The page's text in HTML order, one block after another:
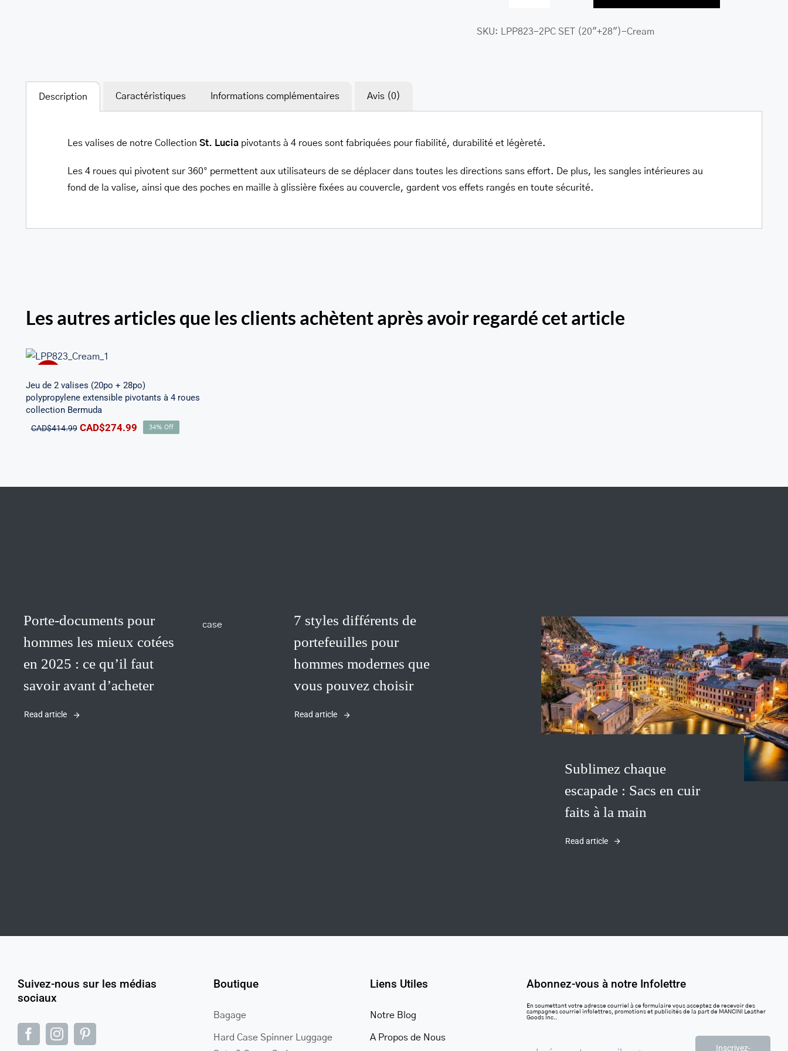
Jeu
+
polypropylene
roues
SKU: LPP823-2PC SET (20"+28")-Cream
Description Caractéristiques Informations complémentaires Avis (0)
Les valises de notre Collection St. Lucia pivotants à 4 roues sont fabriquées pour fiabilité, durabilité et légèreté.
Les 4 roues qui pivotent sur 360° permettent aux utilisateurs de se déplacer dans toutes les directions sans effort. De plus, les sangles intérieures au
fond de la valise, ainsi que des poches en maille à glissière fixées au couvercle, gardent vos effets rangés en toute sécurité.
Les autres articles que les clients achètent après avoir regardé cet article
pivotants à 4 roues collection
Bermuda
Jeu de 2 valises (20po + 28po)
polypropylene extensible pivotants à 4 roues
collection Bermuda
CAD$414.99 Le
CAD$274.99Le
34% Off
Porte-documents pour
hommes les mieux cotées
en 2025 : ce qu’il faut
savoir avant d’acheter
Read article
7 styles différents de
portefeuilles pour
hommes modernes que
vous pouvez choisir
Read article
Sublimez chaque
escapade : Sacs en cuir
faits à la main
Read article
Suivez-nous sur les médias
sociaux
Boutique
Bagage
Hard Case Spinner Luggage
Liens Utiles
Notre Blog
A Propos de Nous
Abonnez-vous à notre Infolettre
En soumettant votre adresse courriel à ce formulaire vous acceptez de recevoir des
campagnes courriel infolettres, promotions et publicités de la part de MANCINI Leather
Goods Inc..
Inscrivez-